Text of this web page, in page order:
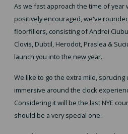
As we fast approach the time of
positively encouraged, we've
floorfillers, consisting of Andrei
Clovis, Dubtil, Herodot, Praslea &
launch you into the new year.
We like to go the extra mile,
immersive around the clock
Considering it will be the last NYE
should be a very special one.